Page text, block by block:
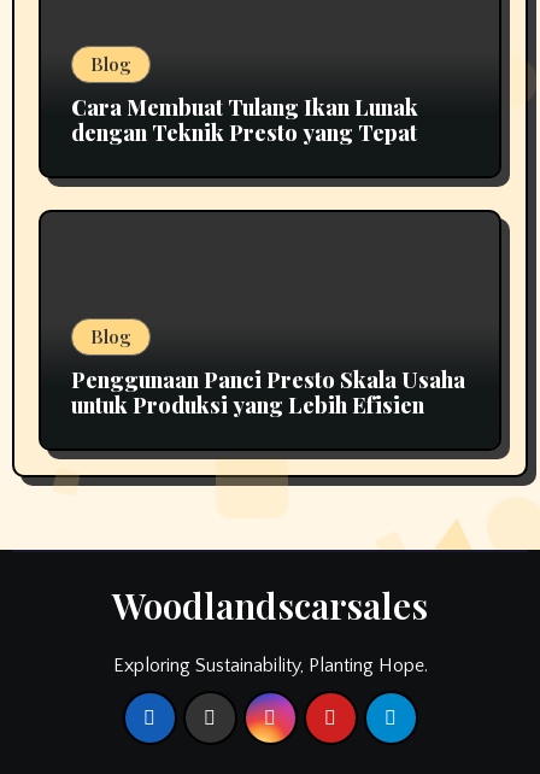
Blog
Cara Membuat Tulang Ikan Lunak
dengan Teknik Presto yang Tepat
Blog
Penggunaan Panci Presto Skala Usaha
untuk Produksi yang Lebih Efisien
Woodlandscarsales
Exploring Sustainability, Planting Hope.